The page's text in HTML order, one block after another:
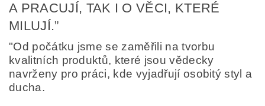
A PRACUJÍ, TAK I O VĚCI, KTERÉ
MILUJÍ.”
"Od počátku jsme se zaměřili na tvorbu
kvalitních produktů, které jsou vědecky
navrženy pro práci, kde vyjadřují osobitý styl a
ducha.